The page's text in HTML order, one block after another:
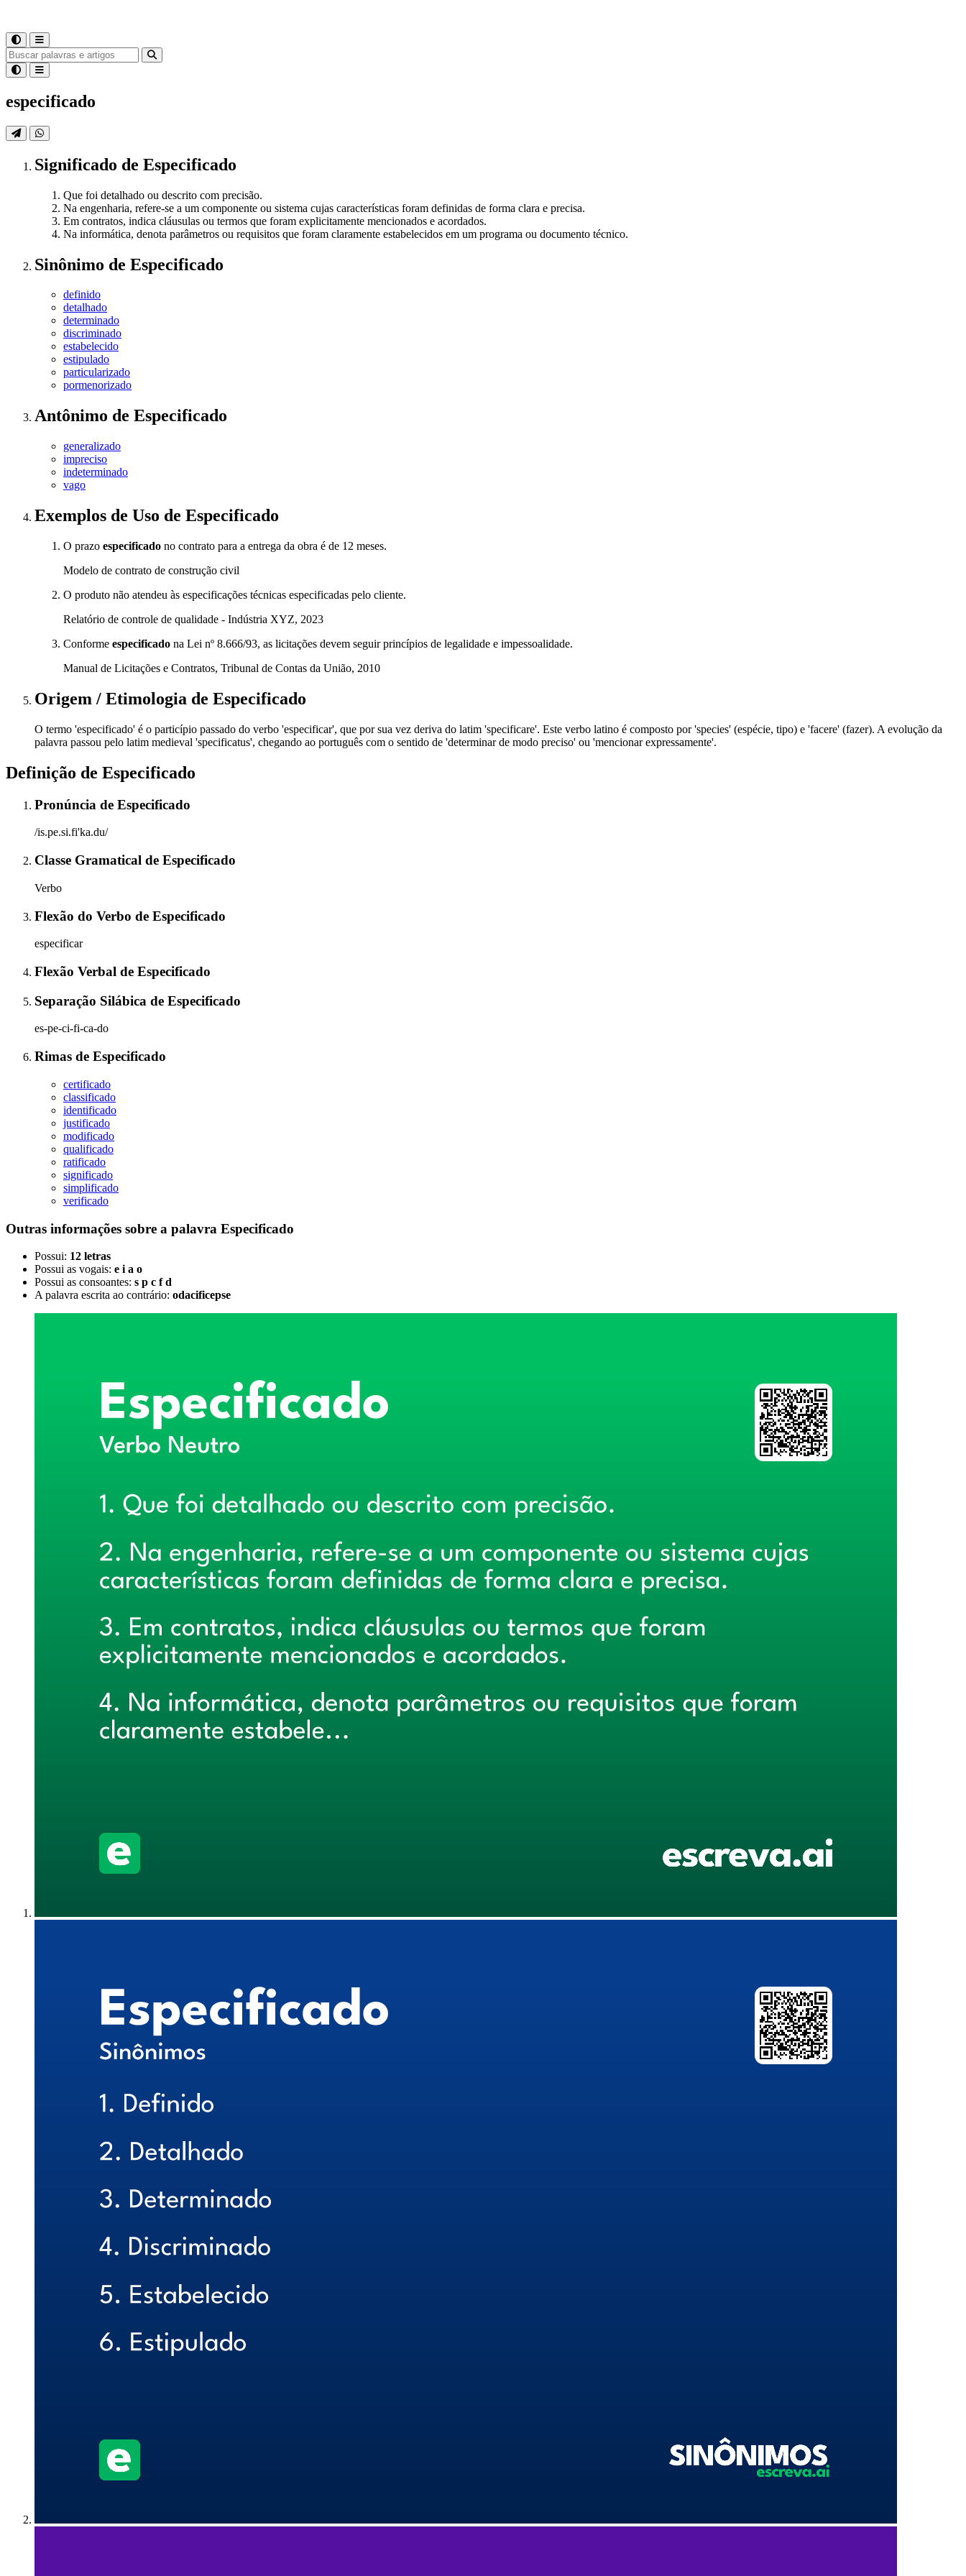
especificado
Significado de Especificado
Que foi detalhado ou descrito com precisão.
Na engenharia, refere-se a um componente ou sistema cujas características foram definidas de forma clara e precisa.
Em contratos, indica cláusulas ou termos que foram explicitamente mencionados e acordados.
Na informática, denota parâmetros ou requisitos que foram claramente estabelecidos em um programa ou documento técnico.
Sinônimo de Especificado
definido
detalhado
determinado
discriminado
estabelecido
estipulado
particularizado
pormenorizado
Antônimo de Especificado
generalizado
impreciso
indeterminado
vago
Exemplos de Uso de Especificado
O prazo especificado no contrato para a entrega da obra é de 12 meses.
Modelo de contrato de construção civil
O produto não atendeu às especificações técnicas especificadas pelo cliente.
Relatório de controle de qualidade - Indústria XYZ, 2023
Conforme especificado na Lei nº 8.666/93, as licitações devem seguir princípios de legalidade e impessoalidade.
Manual de Licitações e Contratos, Tribunal de Contas da União, 2010
Origem / Etimologia de Especificado
O termo 'especificado' é o particípio passado do verbo 'especificar', que por sua vez deriva do latim 'specificare'. Este verbo latino é composto por 'species' (espécie, tipo) e 'facere' (fazer). A evolução da
palavra passou pelo latim medieval 'specificatus', chegando ao português com o sentido de 'determinar de modo preciso' ou 'mencionar expressamente'.
Definição de Especificado
Pronúncia de Especificado
/is.pe.si.fi'ka.du/
Classe Gramatical de Especificado
Verbo
Flexão do Verbo de Especificado
especificar
Flexão Verbal de Especificado
Separação Silábica de Especificado
es-pe-ci-fi-ca-do
Rimas de Especificado
certificado
classificado
identificado
justificado
modificado
qualificado
ratificado
significado
simplificado
verificado
Outras informações sobre a palavra Especificado
Possui: 12 letras
Possui as vogais: e i a o
Possui as consoantes: s p c f d
A palavra escrita ao contrário: odacificepse